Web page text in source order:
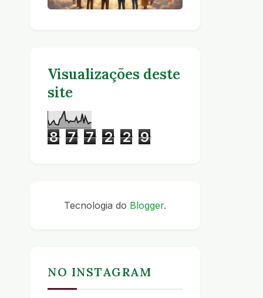
Visualizações deste
site
8 7 7 2 2 9
Tecnologia do Blogger.
NO INSTAGRAM